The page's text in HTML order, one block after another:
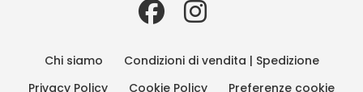
Chi siamo
Condizioni di vendita | Spedizione
Privacy Policy
Cookie Policy Preferenze cookie